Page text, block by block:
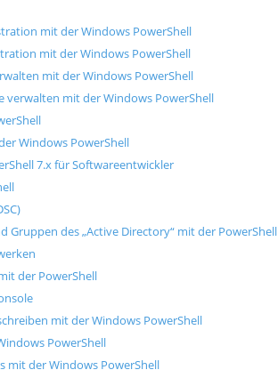
mit der Windows PowerShell
mit der Windows PowerShell
mit der Windows PowerShell
verwalten mit der Windows PowerShell
Windows PowerShell
7.x für Softwareentwickler
Gruppen des „Active Directory“ mit der PowerShell
der PowerShell
mit der Windows PowerShell
PowerShell
mit der Windows PowerShell